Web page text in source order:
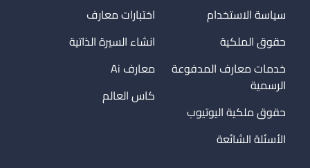
سياسة الاستخدام
حقوق الملكية
خدمات معارف المدفوعة
الرسمية
حقوق ملكية اليوتيوب
الأسئلة الشائعة
اختبارات معارف
انشاء السيرة الذاتية
معارف Ai
كاس العالم